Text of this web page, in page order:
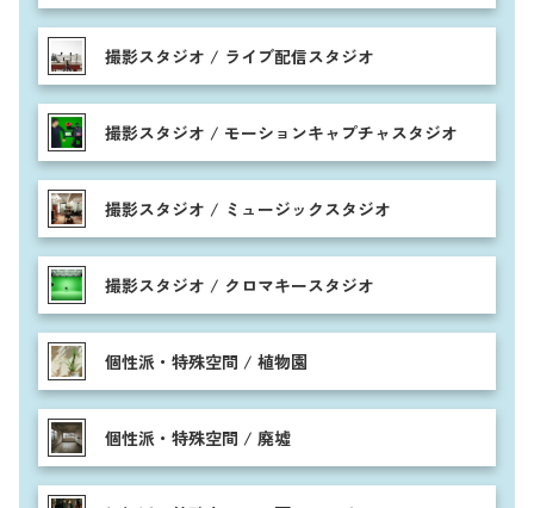
撮影スタジオ / ライブ配信スタジオ
撮影スタジオ / モーションキャプチャスタジオ
撮影スタジオ / ミュージックスタジオ
撮影スタジオ / クロマキースタジオ
個性派・特殊空間 / 植物園
個性派・特殊空間 / 廃墟